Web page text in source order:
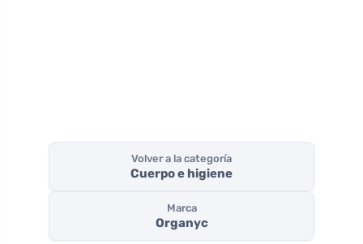
Volver a la categoría
Cuerpo e higiene
Marca
Organyc